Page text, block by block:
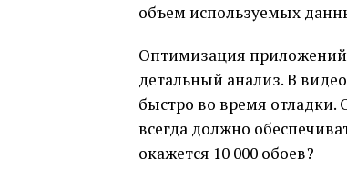
объем используемых
Оптимизация приложений
детальный анализ. В
быстро во время отладки.
всегда должно
окажется 10 000 обоев?